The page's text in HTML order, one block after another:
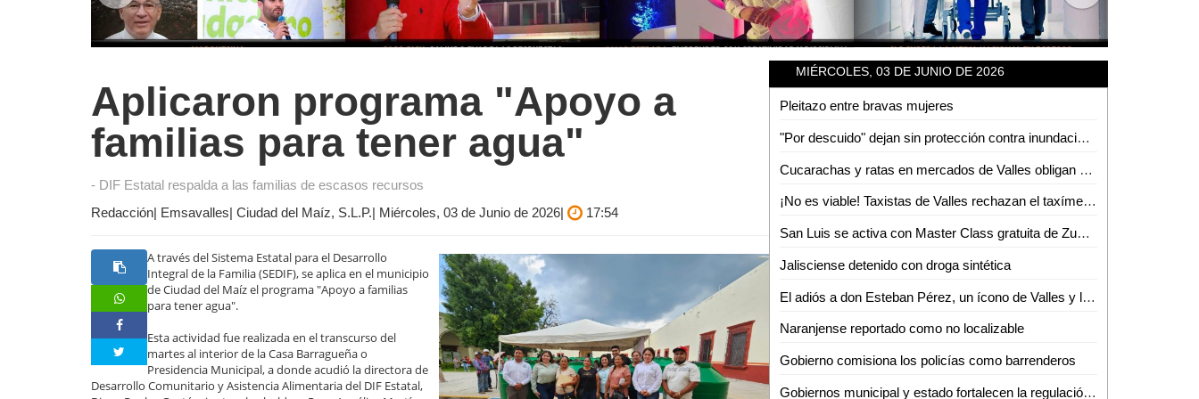
Aplicaron programa "Apoyo a
familias para tener agua"
- DIF Estatal respalda a las familias de escasos recursos
Redacción| Emsavalles| Ciudad del Maíz, S.L.P.| Miércoles, 03 de Junio de 2026|
17:54
A través del Sistema Estatal para el Desarrollo
Integral de la Familia (SEDIF), se aplica en el municipio
de Ciudad del Maíz el programa "Apoyo a familias
para tener agua".
Esta actividad fue realizada en el transcurso del
martes al interior de la Casa Barragueña o
Presidencia Municipal, a donde acudió la directora de
Desarrollo Comunitario y Asistencia Alimentaria del DIF Estatal,
MIÉRCOLES, 03 DE JUNIO DE 2026
Pleitazo entre bravas mujeres
"Por descuido" dejan sin protección contra inundaciones a colonias de Tamuín
Cucarachas y ratas en mercados de Valles obligan a intensas jornadas de sanitización
¡No es viable! Taxistas de Valles rechazan el taxímetro por baja demanda de viajes
San Luis se activa con Master Class gratuita de Zumba
Jalisciense detenido con droga sintética
El adiós a don Esteban Pérez, un ícono de Valles y la región
Naranjense reportado como no localizable
Gobierno comisiona los policías como barrenderos
Gobiernos municipal y estado fortalecen la regulación del transporte turístico en Ciudad Valles